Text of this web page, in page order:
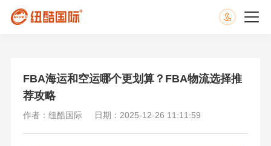
FBA海运和空运哪个更划算？FBA物流选择推
荐攻略
作者：纽酷国际 日期：2025-12-26 11:11:59